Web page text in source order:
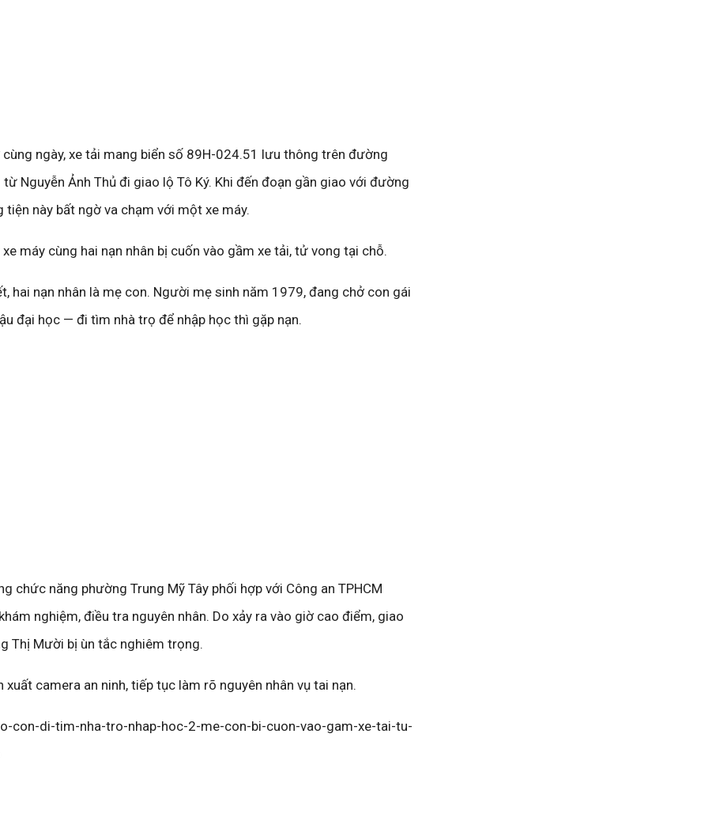
ngày, xe tải mang biển số 89H-024.51 lưu thông trên đường
Nguyễn Ảnh Thủ đi giao lộ Tô Ký. Khi đến đoạn gần giao với đường
tiện này bất ngờ va chạm với một xe máy.
máy cùng hai nạn nhân bị cuốn vào gầm xe tải, tử vong tại chỗ.
hai nạn nhân là mẹ con. Người mẹ sinh năm 1979, đang chở con gái
đại học — đi tìm nhà trọ để nhập học thì gặp nạn.
chức năng phường Trung Mỹ Tây phối hợp với Công an TPHCM
nghiệm, điều tra nguyên nhân. Do xảy ra vào giờ cao điểm, giao
Thị Mười bị ùn tắc nghiêm trọng.
camera an ninh, tiếp tục làm rõ nguyên nhân vụ tai nạn.
con-di-tim-nha-tro-nhap-hoc-2-me-con-bi-cuon-vao-gam-xe-tai-tu-